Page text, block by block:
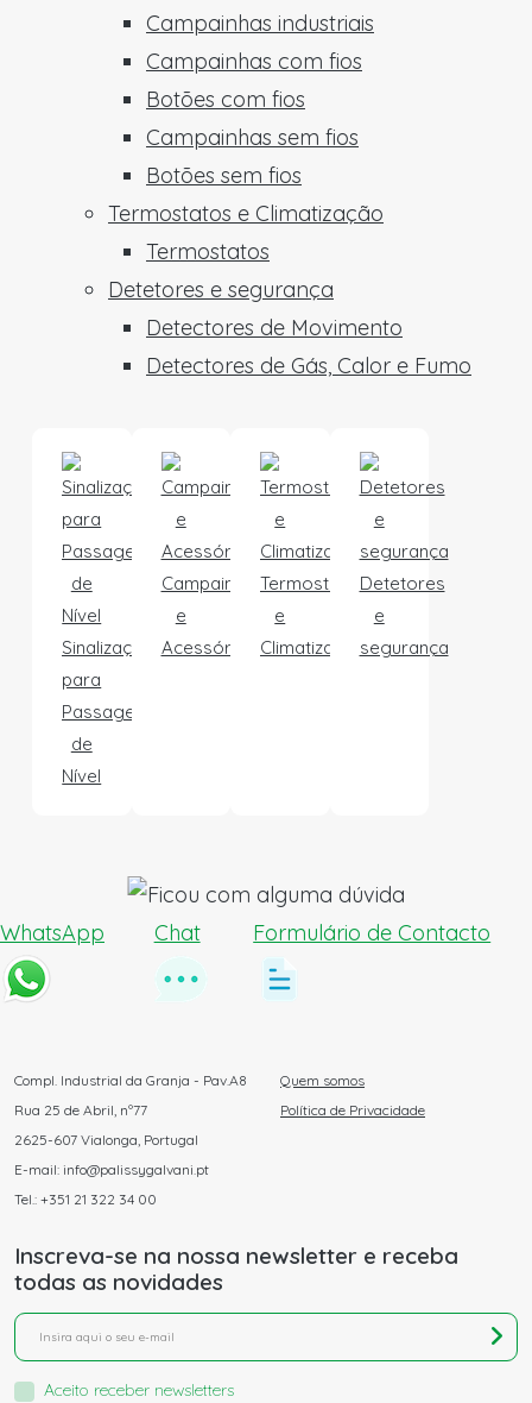
Campainhas industriais
Campainhas com fios
Botões com fios
Campainhas sem fios
Botões sem fios
Termostatos e Climatização
Termostatos
Detetores e segurança
Detectores de Movimento
Detectores de Gás, Calor e Fumo
Sinalização
para
Passagens
de
Nível
Campainhas
e
Acessórios
Termostatos
e
Climatização
Detetores
e
segurança
WhatsApp Chat Formulário de Contacto
Compl. Industrial da Granja - Pav.A8
Rua 25 de Abril, nº77
2625-607 Vialonga, Portugal
E-mail: info@palissygalvani.pt
Tel.: +351 21 322 34 00
Quem somos
Política de Privacidade
Inscreva-se na nossa newsletter e receba
todas as novidades
Aceito receber newsletters